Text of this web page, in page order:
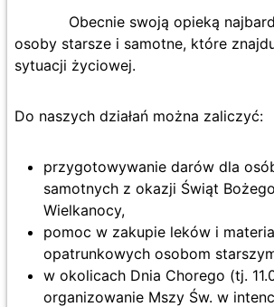
Obecnie swoją opieką
osoby starsze i samotne, które
sytuacji życiowej.
Do naszych działań można zaliczyć:
przygotowywanie darów dla
samotnych z okazji Świąt
Wielkanocy,
pomoc w zakupie leków i
opatrunkowych osobom
w okolicach Dnia Chorego (tj.
organizowanie Mszy Św. w